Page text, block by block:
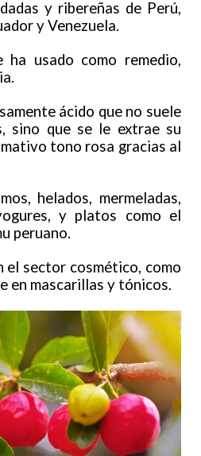
y ribereñas de Perú,
y Venezuela.
ha usado como remedio,
ácido que no suele
sino que se le extrae su
tono rosa gracias al
helados, mermeladas,
y platos como el
peruano.
el sector cosmético, como
en mascarillas y tónicos.